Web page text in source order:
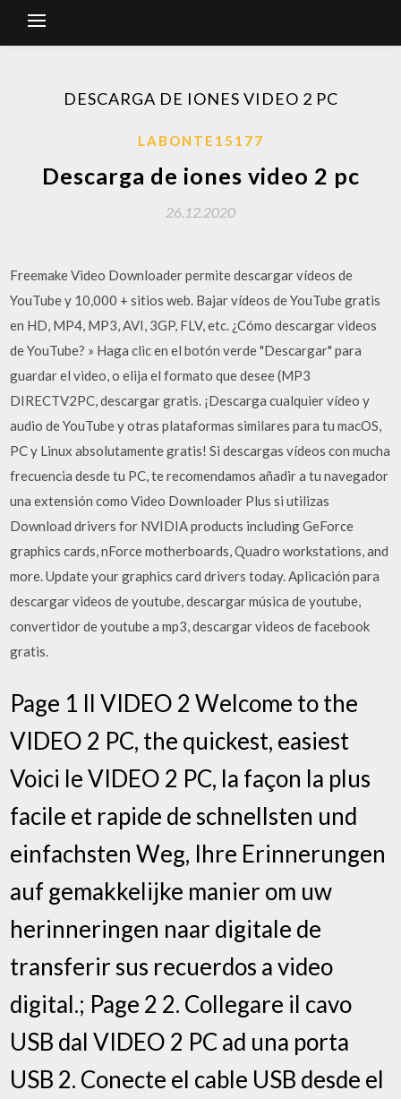
DESCARGA DE IONES VIDEO 2 PC
LABONTE15177
Descarga de iones video 2 pc
26.12.2020
Freemake Video Downloader permite descargar vídeos de
YouTube y 10,000 + sitios web. Bajar vídeos de YouTube gratis
en HD, MP4, MP3, AVI, 3GP, FLV, etc. ¿Cómo descargar videos
de YouTube? » Haga clic en el botón verde "Descargar" para
guardar el video, o elija el formato que desee (MP3
DIRECTV2PC, descargar gratis. ¡Descarga cualquier vídeo y
audio de YouTube y otras plataformas similares para tu macOS,
PC y Linux absolutamente gratis! Si descargas vídeos con mucha
frecuencia desde tu PC, te recomendamos añadir a tu navegador
una extensión como Video Downloader Plus si utilizas
Download drivers for NVIDIA products including GeForce
graphics cards, nForce motherboards, Quadro workstations, and
more. Update your graphics card drivers today. Aplicación para
descargar videos de youtube, descargar música de youtube,
convertidor de youtube a mp3, descargar videos de facebook
gratis.
Page 1 Il VIDEO 2 Welcome to the
VIDEO 2 PC, the quickest, easiest
Voici le VIDEO 2 PC, la façon la plus
facile et rapide de schnellsten und
einfachsten Weg, Ihre Erinnerungen
auf gemakkelijke manier om uw
herinneringen naar digitale de
transferir sus recuerdos a video
digital.; Page 2 2. Collegare il cavo
USB dal VIDEO 2 PC ad una porta
USB 2. Conecte el cable USB desde el